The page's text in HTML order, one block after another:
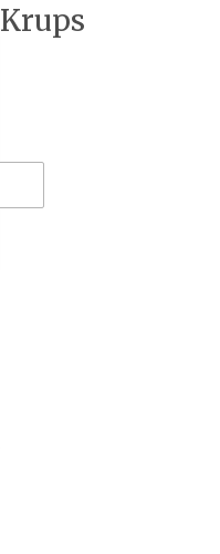
Krups